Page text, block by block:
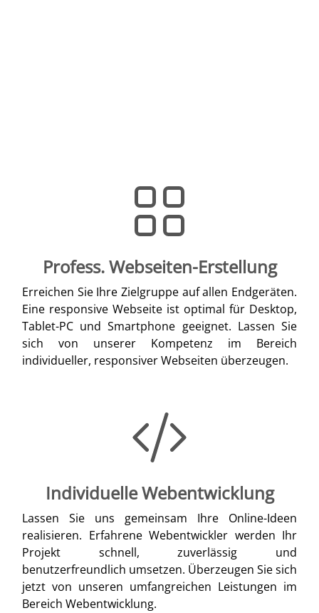
Profess. Webseiten-Erstellung
Erreichen Sie Ihre Zielgruppe auf allen Endgeräten.
Eine responsive Webseite ist optimal für Desktop,
Tablet-PC und Smartphone geeignet. Lassen Sie
sich von unserer Kompetenz im Bereich
individueller, responsiver Webseiten überzeugen.
Individuelle Webentwicklung
Lassen Sie uns gemeinsam Ihre Online-Ideen
realisieren. Erfahrene Webentwickler werden Ihr
Projekt schnell, zuverlässig und
benutzerfreundlich umsetzen. Überzeugen Sie sich
jetzt von unseren umfangreichen Leistungen im
Bereich Webentwicklung.